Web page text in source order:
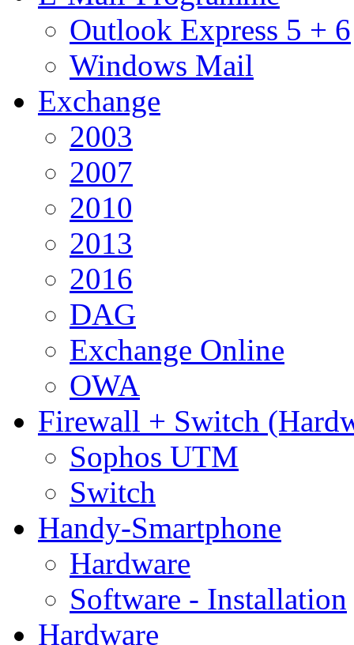
Outlook Express 5 + 6
Windows Mail
Exchange
2003
2007
2010
2013
2016
DAG
Exchange Online
OWA
Firewall + Switch
Sophos UTM
Switch
Handy-Smartphone
Hardware
Software - Installation
Hardware